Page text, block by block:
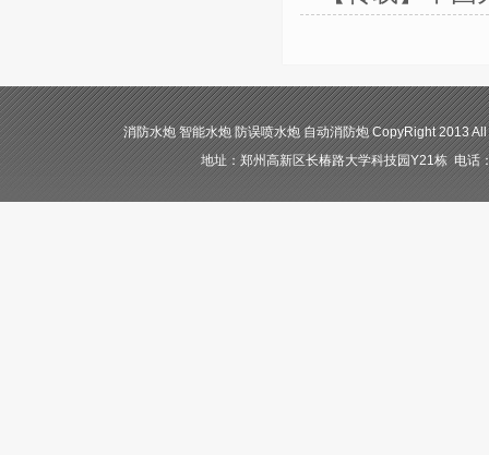
消防水炮 智能水炮 防误喷水炮 自动消防炮 CopyRight 2013
地址：郑州高新区长椿路大学科技园Y21栋 电